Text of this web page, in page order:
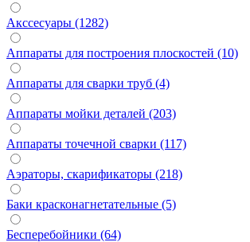
Акссесуары (1282)
Аппараты для построения плоскостей (10)
Аппараты для сварки труб (4)
Аппараты мойки деталей (203)
Аппараты точечной сварки (117)
Аэраторы, скарификаторы (218)
Баки красконагнетательные (5)
Бесперебойники (64)